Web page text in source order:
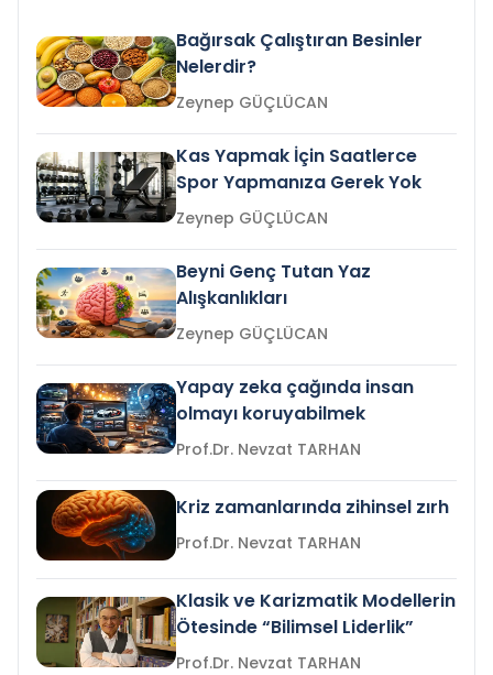
Bağırsak Çalıştıran Besinler
Nelerdir?
Zeynep GÜÇLÜCAN
Kas Yapmak İçin Saatlerce
Spor Yapmanıza Gerek Yok
Zeynep GÜÇLÜCAN
Beyni Genç Tutan Yaz
Alışkanlıkları
Zeynep GÜÇLÜCAN
Yapay zeka çağında insan
olmayı koruyabilmek
Prof.Dr. Nevzat TARHAN
Kriz zamanlarında zihinsel zırh
Prof.Dr. Nevzat TARHAN
Klasik ve Karizmatik Modellerin
Ötesinde “Bilimsel Liderlik”
Prof.Dr. Nevzat TARHAN